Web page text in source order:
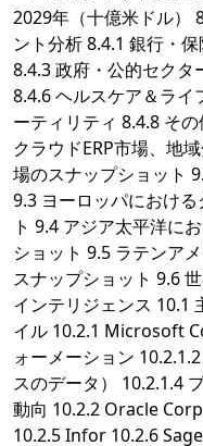
2029年（十億米ドル）
ント分析 8.4.1 銀行・
8.4.3 政府・公的セクタ
8.4.6 ヘルスケア＆ライ
ーティリティ 8.4.8 そ
クラウドERP市場、地
場のスナップショット
9.3 ヨーロッパにおけ
ト 9.4 アジア太平洋に
ショット 9.5 ラテンア
スナップショット 9.6
インテリジェンス 10.1
イル 10.2.1 Microsoft
ォーメーション
スのデータ） 10.2.1.4
動向 10.2.2 Oracle
10.2.5 Infor 10.2.6